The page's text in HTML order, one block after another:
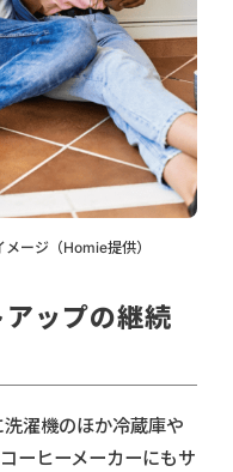
ージ（Homie提供）
ップの継続
濯機のほか冷蔵庫や
ーヒーメーカーにもサ